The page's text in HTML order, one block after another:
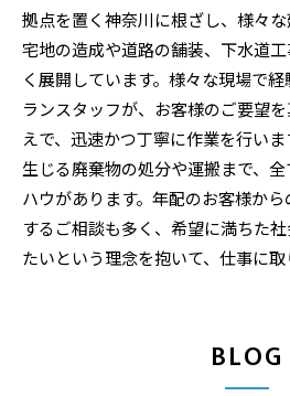
拠点を置く神奈川に根ざし、様々な
宅地の造成や道路の舗装、下水道
く展開しています。様々な現場で
ランスタッフが、お客様のご要望
えで、迅速かつ丁寧に作業を行い
生じる廃棄物の処分や運搬まで、
ハウがあります。年配のお客様か
するご相談も多く、希望に満ちた
たいという理念を抱いて、仕事に取
BLOG